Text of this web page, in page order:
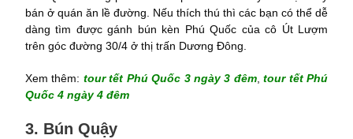
bán ở quán ăn lề đường. Nếu thích thú thì các bạn có thể dễ
dàng tìm được gánh bún kèn Phú Quốc của cô Út Lượm
trên góc đường 30/4 ở thị trấn Dương Đông.
Xem thêm: tour tết Phú Quốc 3 ngày 3 đêm,tour tết Phú
Quốc 4 ngày 4 đêm
3. Bún Quậy